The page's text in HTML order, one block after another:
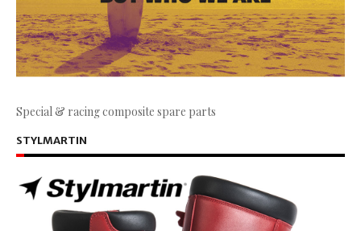
Special & racing composite spare parts
STYLMARTIN